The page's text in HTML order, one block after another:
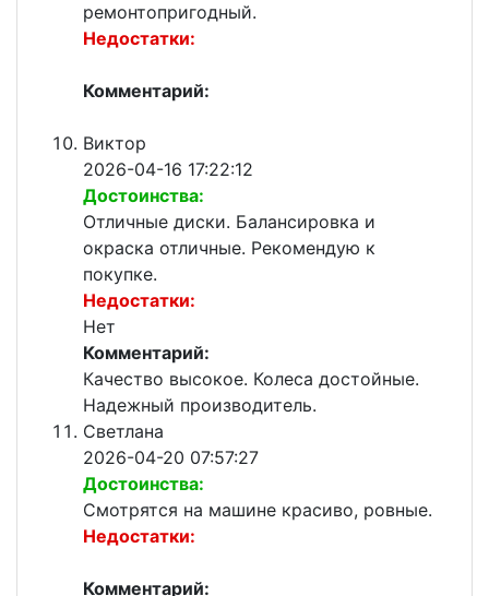
ремонтопригодный.
Недостатки:
Комментарий:
Виктор
2026-04-16 17:22:12
Достоинства:
Отличные диски. Балансировка и
окраска отличные. Рекомендую к
покупке.
Недостатки:
Нет
Комментарий:
Качество высокое. Колеса достойные.
Надежный производитель.
Светлана
2026-04-20 07:57:27
Достоинства:
Смотрятся на машине красиво, ровные.
Недостатки:
Комментарий: